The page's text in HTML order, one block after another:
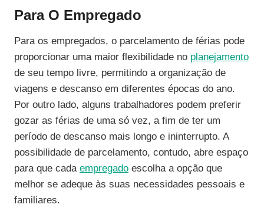
Para O Empregado
Para os empregados, o parcelamento de férias pode
proporcionar uma maior flexibilidade no planejamento
de seu tempo livre, permitindo a organização de
viagens e descanso em diferentes épocas do ano.
Por outro lado, alguns trabalhadores podem preferir
gozar as férias de uma só vez, a fim de ter um
período de descanso mais longo e ininterrupto. A
possibilidade de parcelamento, contudo, abre espaço
para que cada empregado escolha a opção que
melhor se adeque às suas necessidades pessoais e
familiares.